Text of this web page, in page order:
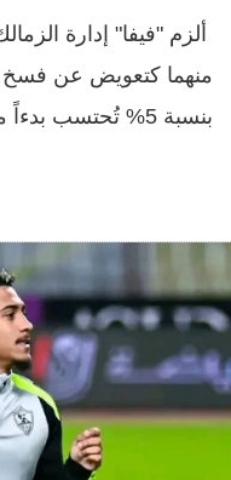
منهما كتعويض عن فسخ
بنسبة 5% تُحتسب بدءاً من الأول من نوفمبر الماضي.